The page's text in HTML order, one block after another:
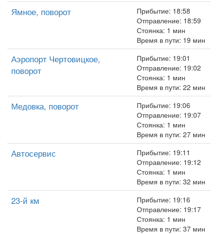
Ямное, поворот
Прибытие: 18:58
Отправление: 18:59
Стоянка: 1 мин
Время в пути: 19 мин
Аэропорт Чертовицкое,
поворот
Прибытие: 19:01
Отправление: 19:02
Стоянка: 1 мин
Время в пути: 22 мин
Медовка, поворот
Прибытие: 19:06
Отправление: 19:07
Стоянка: 1 мин
Время в пути: 27 мин
Автосервис
Прибытие: 19:11
Отправление: 19:12
Стоянка: 1 мин
Время в пути: 32 мин
23-й км
Прибытие: 19:16
Отправление: 19:17
Стоянка: 1 мин
Время в пути: 37 мин